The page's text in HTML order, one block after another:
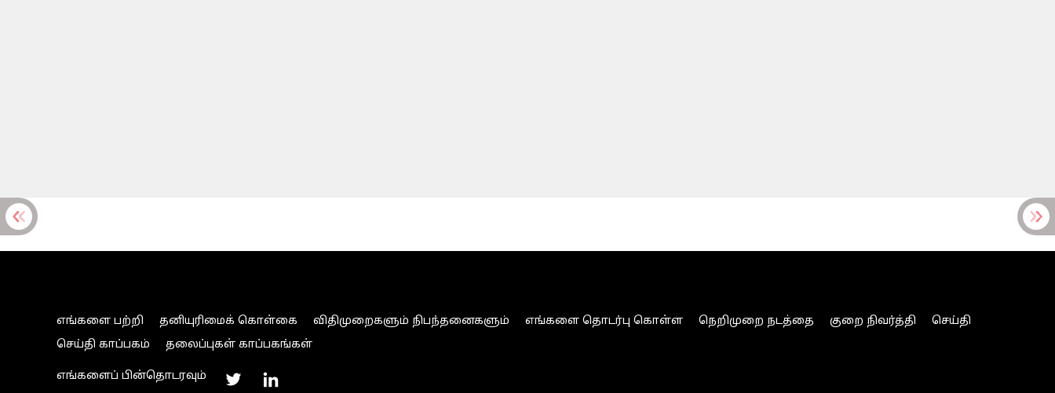
எங்களை பற்றி தனியுரிமைக் கொள்கை விதிமுறைகளும் நிபந்தனைகளும் எங்களை தொடர்பு கொள்ள நெறிமுறை நடத்தை குறை நிவர்த்தி
செய்தி
செய்தி காப்பகம்
தலைப்புகள் காப்பகங்கள்
எங்களைப் பின்தொடரவும்